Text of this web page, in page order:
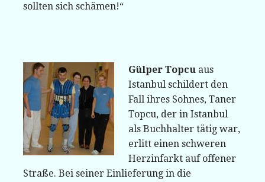
sollten sich schämen!“
Gülper Topcu aus
Istanbul schildert den
Fall ihres Sohnes, Taner
Topcu, der in Istanbul
als Buchhalter tätig war,
erlitt einen schweren
Herzinfarkt auf offener
Straße. Bei seiner Einlieferung in die